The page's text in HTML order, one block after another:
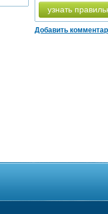
узнать
Добавить